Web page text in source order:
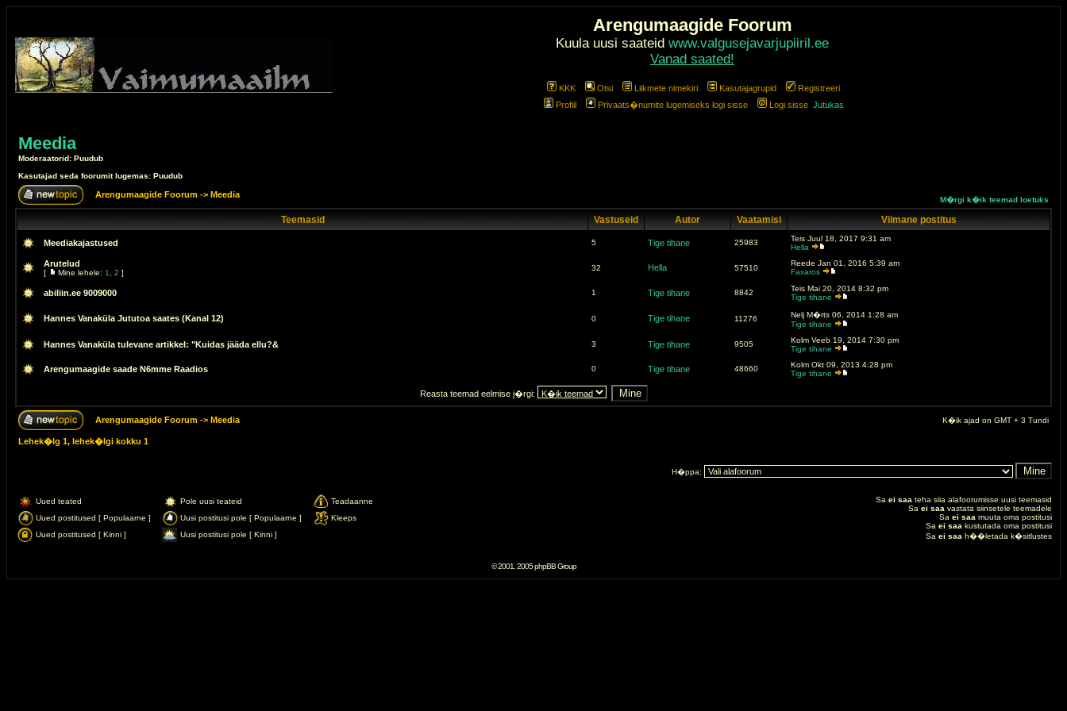
Arengumaagide Foorum
Kuula uusi saateid www.valgusejavarjupiiril.ee
Vanad saated!
KKK Otsi Liikmete nimekiri Kasutajagrupid
Registreeri
Profiil
Privaats�numite lugemiseks logi sisse Logi sisse Jutukas
Meedia
Moderaatorid: Puudub
Kasutajad seda foorumit lugemas: Puudub
Arengumaagide Foorum -> Meedia
M�rgi k�ik teemad loetuks
Teemasid Vastuseid Autor Vaatamisi Viimane postitus
Meediakajastused 5 Tige tihane 25983
Teis Juul 18, 2017 9:31 am
Hella
Arutelud
[ Mine lehele: 1 2 ]
32 Hella 57510
Reede Jan 01, 2016 5:39 am
Faxaros
abiliin.ee 9009000 1 Tige tihane 8842
Teis Mai 20, 2014 8:32 pm
Tige tihane
Hannes Vanaküla Jututoa saates (Kanal 12) 0 Tige tihane 11276
Nelj M�rts 06, 2014 1:28 am
Tige tihane
Hannes Vanaküla tulevane artikkel: "Kuidas jääda ellu?& 3 Tige tihane 9505
Kolm Veeb 19, 2014 7:30 pm
Tige tihane
Arengumaagide saade N6mme Raadios 0 Tige tihane 48660
Kolm Okt 09, 2013 4:28 pm
Tige tihane
Reasta teemad eelmise j�rgi:
Arengumaagide Foorum -> Meedia K�ik ajad on GMT + 3 Tundi
Lehek�lg 1, lehek�lgi kokku 1
H�ppa:
Uued teated Pole uusi teateid
Teadaanne
Uued postitused [ Populaarne ]
Uusi postitusi pole [ Populaarne ]
Kleeps
Uued postitused [ Kinni ]
Uusi postitusi pole [ Kinni ]
Sa ei saa teha siia alafoorumisse uusi teemasid
Sa ei saa vastata siinsetele teemadele
Sa ei saa muuta oma postitusi
Sa ei saa kustutada oma postitusi
Sa ei saa h��letada k�sitlustes
© 2001, 2005 phpBB Group